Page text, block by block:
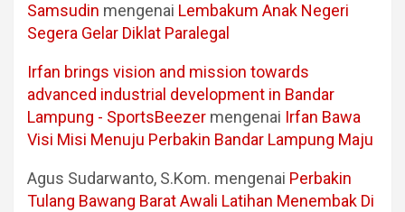
Samsudin mengenai Lembakum Anak Negeri
Segera Gelar Diklat Paralegal
Irfan brings vision and mission towards
advanced industrial development in Bandar
Lampung - SportsBeezer mengenai Irfan Bawa
Visi Misi Menuju Perbakin Bandar Lampung Maju
Agus Sudarwanto, S.Kom. mengenai Perbakin
Tulang Bawang Barat Awali Latihan Menembak Di